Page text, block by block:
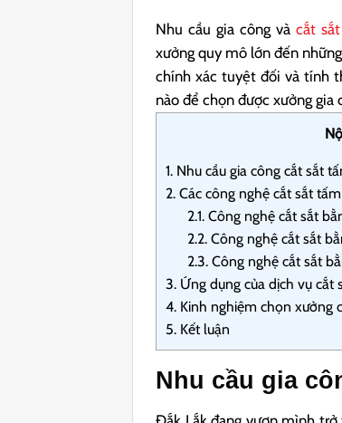
Nhu cầu gia công và cắt
xưởng quy mô lớn đến
chính xác tuyệt đối và tính
nào để chọn được xưởng gia
1. Nhu cầu gia công cắt sắt
2. Các công nghệ cắt sắt
2.1. Công nghệ cắt sắt
2.2. Công nghệ cắt sắt
2.3. Công nghệ cắt sắt
3. Ứng dụng của dịch vụ cắt
4. Kinh nghiệm chọn xưởng
5. Kết luận
Nhu cầu gia